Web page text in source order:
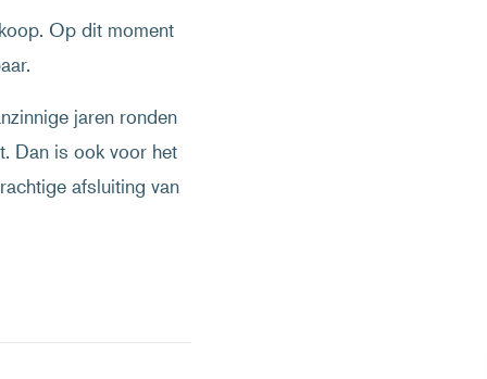
Op dit moment
jaren ronden
Dan is ook voor het
afsluiting van